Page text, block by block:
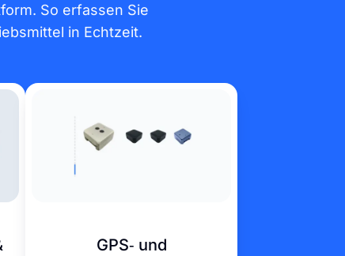
So erfassen Sie
in Echtzeit.
GPS‑ und